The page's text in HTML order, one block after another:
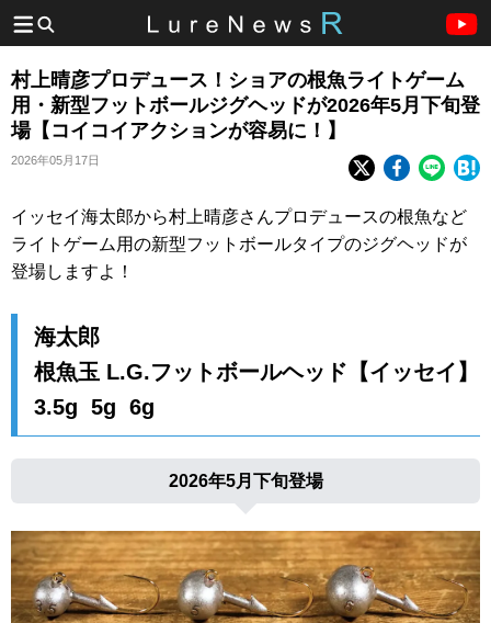
村上晴彦プロデュース！ショアの根魚ライトゲーム
用・新型フットボールジグヘッドが2026年5月下旬登
場【コイコイアクションが容易に！】
2026年05月17日
イッセイ海太郎から村上晴彦さんプロデュースの根魚など
ライトゲーム用の新型フットボールタイプのジグヘッドが
登場しますよ！
海太郎
根魚玉 L.G.フットボールヘッド【イッセイ】
3.5g 5g 6g
2026年5月下旬登場